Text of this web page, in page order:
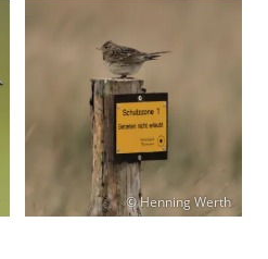
© Henning Werth